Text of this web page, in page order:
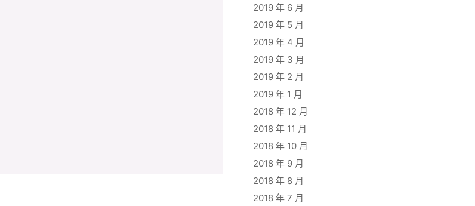
2019 年 6 月
2019 年 5 月
2019 年 4 月
2019 年 3 月
2019 年 2 月
2019 年 1 月
2018 年 12 月
2018 年 11 月
2018 年 10 月
2018 年 9 月
2018 年 8 月
2018 年 7 月